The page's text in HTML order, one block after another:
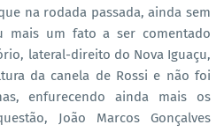
na rodada passada, ainda sem
mais um fato a ser comentado
lateral-direito do Nova Iguaçu,
da canela de Rossi e não foi
enfurecendo ainda mais os
João Marcos Gonçalves